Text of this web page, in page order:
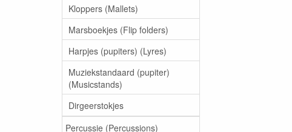
Kloppers (Mallets)
Marsboekjes (Flip folders)
Harpjes (pupiters) (Lyres)
Muziekstandaard (pupiter)
(Musicstands)
Dirgeerstokjes
Percussie (Percussions)